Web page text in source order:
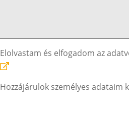
Elolvastam és elfogadom az
Hozzájárulok személyes adataim